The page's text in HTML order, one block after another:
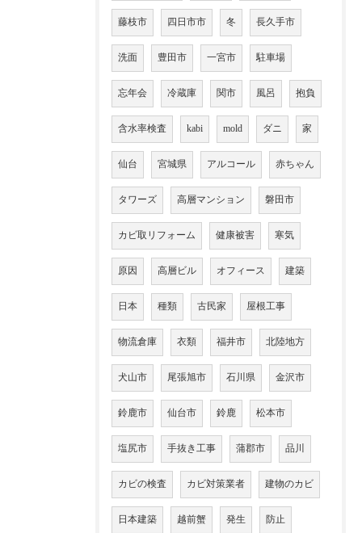
藤枝市 四日市市 冬 長久手市
洗面 豊田市 一宮市 駐車場
忘年会 冷蔵庫 関市 風呂 抱負
含水率検査 kabi mold ダニ 家
仙台 宮城県 アルコール 赤ちゃん
タワーズ 高層マンション 磐田市
カビ取リフォーム 健康被害 寒気
原因 高層ビル オフィース 建築
日本 種類 古民家 屋根工事
物流倉庫 衣類 福井市 北陸地方
犬山市 尾張旭市 石川県 金沢市
鈴鹿市 仙台市 鈴鹿 松本市
塩尻市 手抜き工事 蒲郡市 品川
カビの検査 カビ対策業者 建物のカビ
日本建築 越前蟹 発生 防止